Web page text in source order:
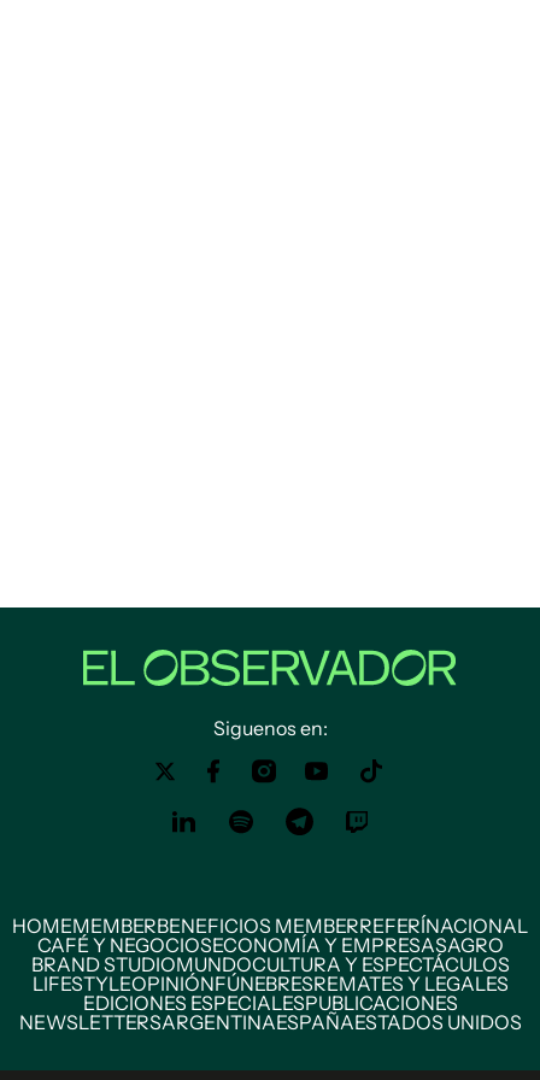
Siguenos en:
HOMEMEMBERBENEFICIOS MEMBERREFERÍNACIONAL
CAFÉ Y NEGOCIOSECONOMÍA Y EMPRESASAGRO
BRAND STUDIOMUNDOCULTURA Y ESPECTÁCULOS
LIFESTYLEOPINIÓNFÚNEBRESREMATES Y LEGALES
EDICIONES ESPECIALESPUBLICACIONES
NEWSLETTERSARGENTINAESPAÑAESTADOS UNIDOS